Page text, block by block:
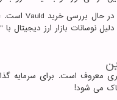
حال بررسی خرید Vauldاست.
نوسانات بازار ارز دیجیتال
معروف است. برای سرمایه
می شود!